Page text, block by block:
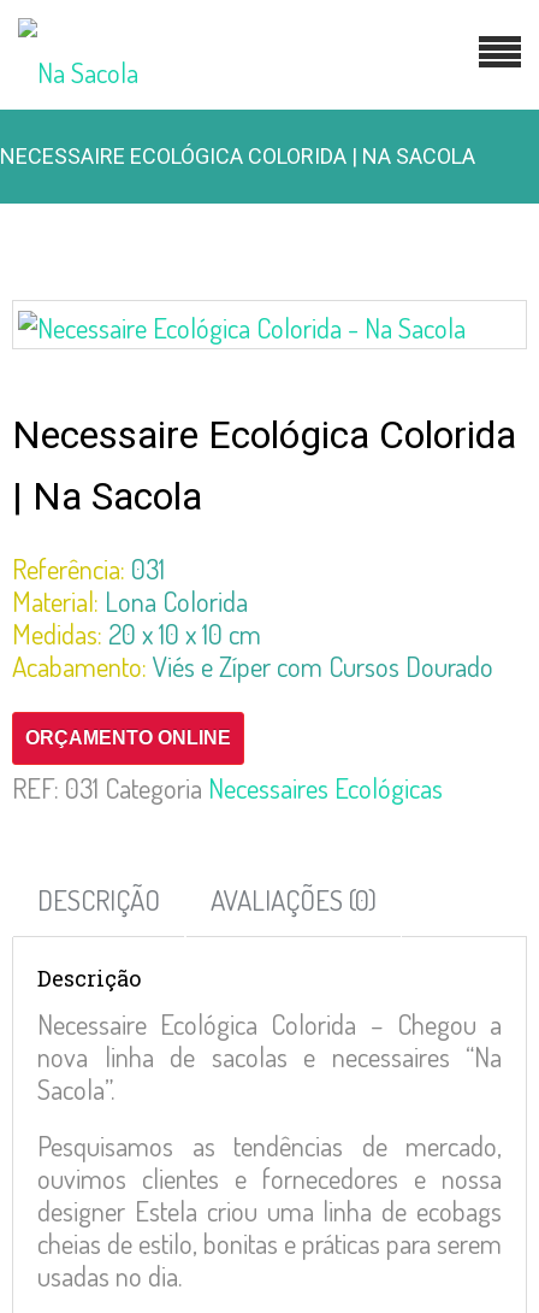
NECESSAIRE ECOLÓGICA COLORIDA | NA SACOLA
Necessaire Ecológica Colorida
| Na Sacola
Referência: 031
Material: Lona Colorida
Medidas: 20 x 10 x 10 cm
Acabamento: Viés e Zíper com Cursos Dourado
ORÇAMENTO ONLINE
REF: 031 Categoria Necessaires Ecológicas
DESCRIÇÃO AVALIAÇÕES (0)
Descrição
Necessaire Ecológica Colorida – Chegou a
nova linha de sacolas e necessaires “Na
Sacola”.
Pesquisamos as tendências de mercado,
ouvimos clientes e fornecedores e nossa
designer Estela criou uma linha de ecobags
cheias de estilo, bonitas e práticas para serem
usadas no dia.